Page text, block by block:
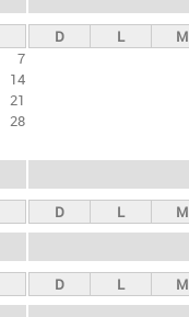
7
14
21
28
D L M
D L M
D L M